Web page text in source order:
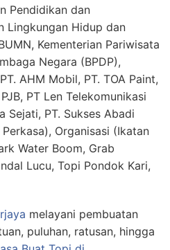
Pendidikan dan
Lingkungan Hidup dan
Kementerian Pariwisata
Negara (BPDP),
AHM Mobil, PT. TOA Paint,
PT Len Telekomunikasi
Sejati, PT. Sukses Abadi
Organisasi (Ikatan
Water Boom, Grab
Lucu, Topi Pondok Kari,
melayani pembuatan
puluhan, ratusan, hingga